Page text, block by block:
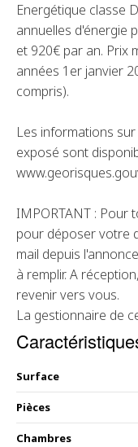
Energétique classe
annuelles d'énergie
et 920€ par an. Prix
années 1er janvier
compris).
Les informations
exposé sont
IMPORTANT : Pour
pour déposer votre
mail depuis
à remplir. A
revenir vers vous.
La gestionnaire de
Surface
Pièces
Chambres